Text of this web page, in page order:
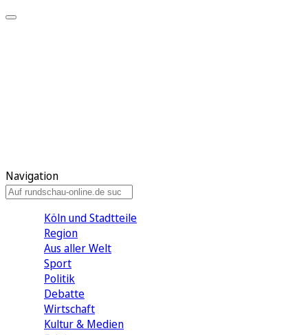
Navigation
Köln und Stadtteile
Region
Aus aller Welt
Sport
Politik
Debatte
Wirtschaft
Kultur & Medien